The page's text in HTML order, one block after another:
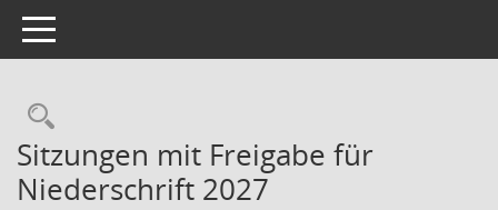
Toggle navigation
Rechercheauswahl
Sitzungen mit Freigabe für
Niederschrift 2027